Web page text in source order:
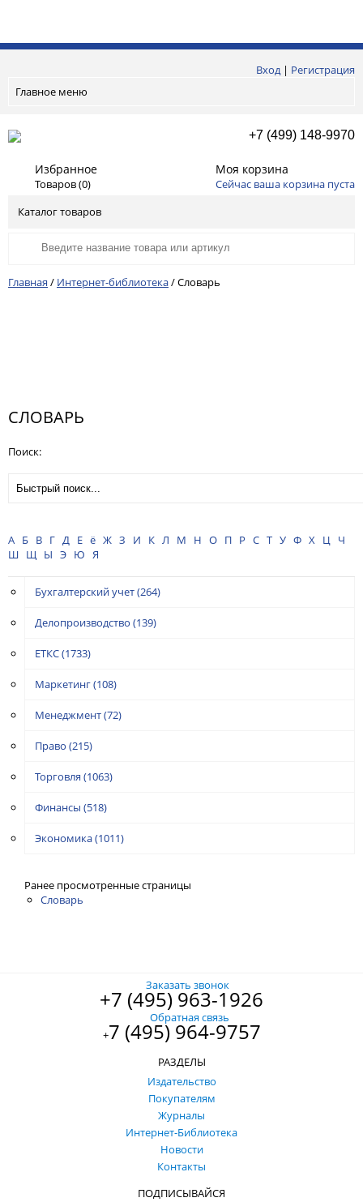
Вход| Регистрация
Главное меню
+7 (499) 148-9970
Избранное
Товаров (0)
Моя корзина
Сейчас ваша корзина пуста
Каталог товаров
Главная / Интернет-библиотека/Словарь
СЛОВАРЬ
Поиск:
А Б В Г Д Е ё Ж З И К Л М Н О П Р С Т У Ф Х Ц
Ч
Ш Щ Ы Э Ю Я
Бухгалтерский учет(264)
Делопроизводство (139)
ЕТКС(1733)
Маркетинг(108)
Менеджмент(72)
Право (215)
Торговля (1063)
Финансы (518)
Экономика(1011)
Ранее просмотренные страницы
Словарь
Заказать звонок
+7 (495) 963-1926
Обратная связь
+7 (495) 964-9757
РАЗДЕЛЫ
Издательство
Покупателям
Журналы
Интернет-Библиотека
Новости
Контакты
ПОДПИСЫВАЙСЯ